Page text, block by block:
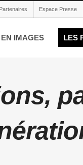
Partenaires Espace Presse
EN IMAGES LES